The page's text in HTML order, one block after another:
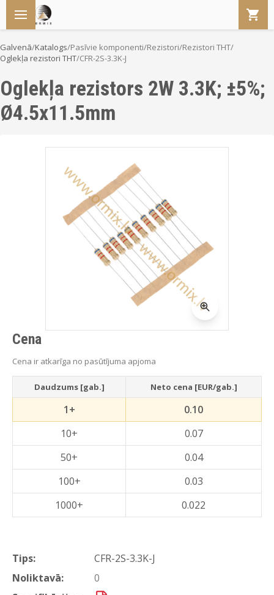
Galvenā/Katalogs/Pasīvie komponenti/Rezistori/Rezistori THT/
Oglekļa rezistori THT/CFR-2S-3.3K-J
Oglekļa rezistors 2W 3.3K; ±5%;
Ø4.5x11.5mm
Tips:
CFR-2S-3.3K-J
Noliktavā:
0
Cena
Cena ir atkarīga no pasūtījuma apjoma
Daudzums [gab.] Neto cena [EUR/gab.]
1+
0.10
10+
0.07
50+
0.04
100+
0.03
1000+
0.022